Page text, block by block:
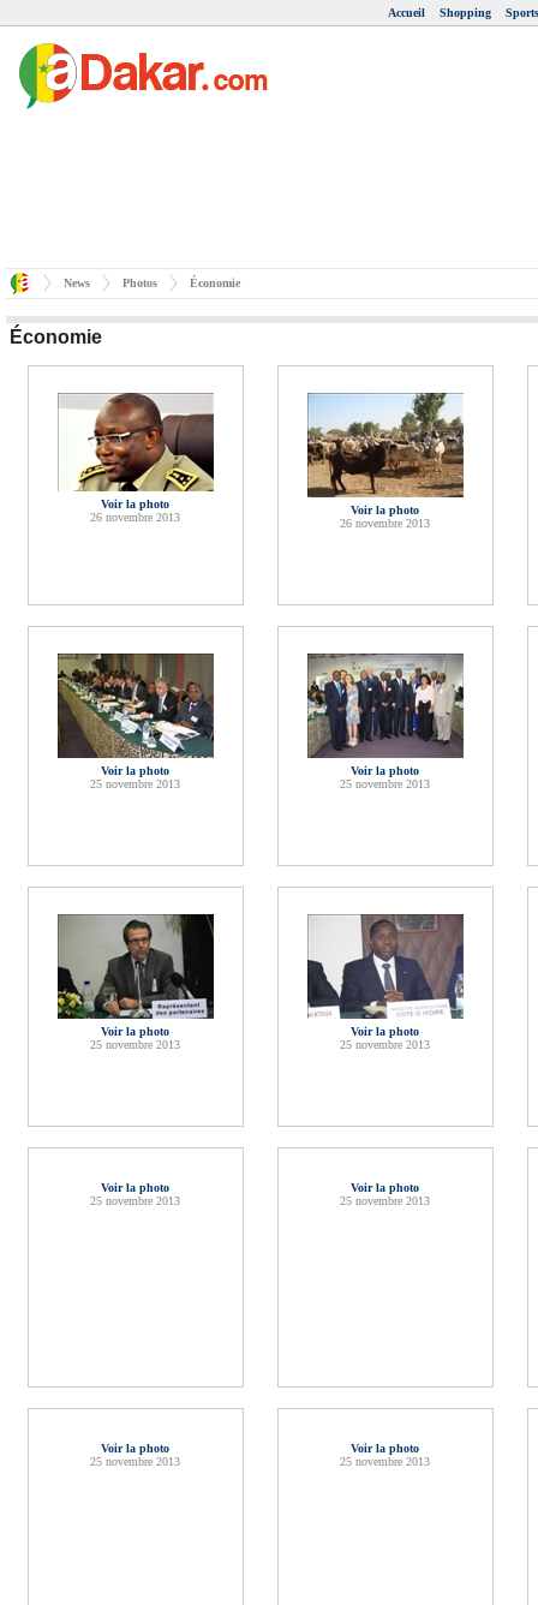
Accueil Shopping Sports
News Photos Économie
Économie
Voir la photo
26 novembre 2013
Voir la photo
26 novembre 2013
Voir la photo
25 novembre 2013
Voir la photo
25 novembre 2013
Voir la photo
25 novembre 2013
Voir la photo
25 novembre 2013
Voir la photo
25 novembre 2013
Voir la photo
25 novembre 2013
Voir la photo
25 novembre 2013
Voir la photo
25 novembre 2013